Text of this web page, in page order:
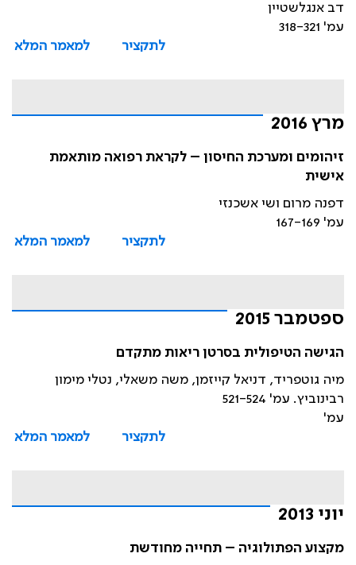
דב אנגלשטיין
עמ' 318-321
לתקציר
למאמר המלא
מרץ 2016
זיהומים ומערכת החיסון – לקראת רפואה מותאמת
אישית
דפנה מרום ושי אשכנזי
עמ' 167-169
לתקציר
למאמר המלא
ספטמבר 2015
הגישה הטיפולית בסרטן ריאות מתקדם
מיה גוטפריד, דניאל קייזמן, משה משאלי, נטלי מימון
רבינוביץ. עמ' 521-524
עמ'
לתקציר
למאמר המלא
יוני 2013
מקצוע הפתולוגיה – תחייה מחודשת